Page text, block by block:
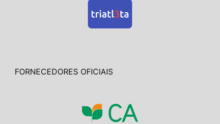
FORNECEDORES OFICIAIS